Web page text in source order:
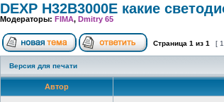
DEXP H32B3000E какие
Модераторы: FIMA, Dmitry 65
Страница 1 из 1 [
Версия для печати
Автор